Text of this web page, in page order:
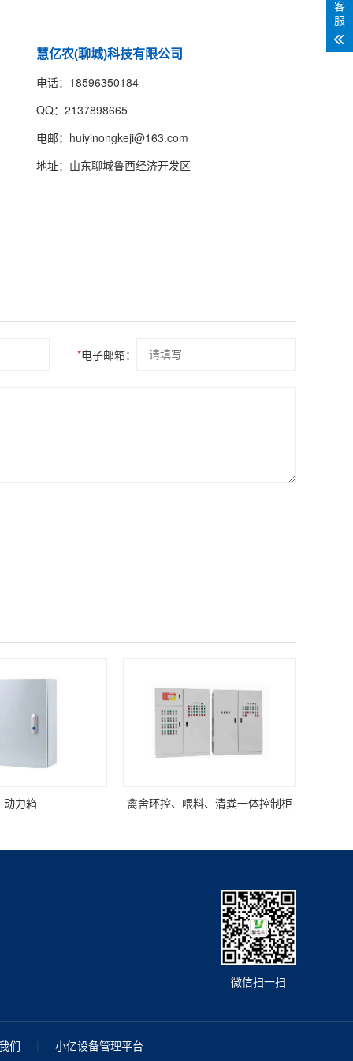
慧亿农(聊城)科技有限公司
电话：18596350184
QQ：2137898665
电邮：huiyinongkeji@163.com
地址：山东聊城鲁西经济开发区
*电子邮箱：
动力箱 禽舍环控、喂料、清粪一体控制柜
微信扫一扫
们 | 小亿设备管理平台
客
服